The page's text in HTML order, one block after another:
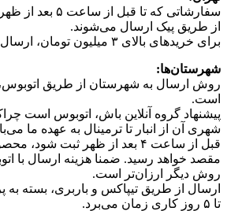
سفارشاتی که تا
از طریق پیک ارسال می‌شوند.
برای خریدهای بالای ۳ میلیون تومان، ارسال در تهران رایگان است.
شهرستان‌ها:
روش ارسال به شهرستان از طریق اتوبوس،
است.
پیشنهاد گروه آنلاین باش، اتوبوس است
شهری آن از انبار تا ترمینال به عهده ما
قبل از ساعت ۴ بعد از ظهر ثبت
مقصد خواهد رسید. ضمنا هزینه ارسال با
روش دیگر ارزان‌تر است.
تا ۵ روز کاری زمان می‌برد.